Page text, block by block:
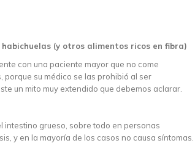
(y otros alimentos ricos en fibra)
con una paciente mayor que no come
su médico se las prohibió al ser
un mito muy extendido que debemos aclarar.
intestino grueso, sobre todo en personas
y en la mayoría de los casos no causa síntomas.